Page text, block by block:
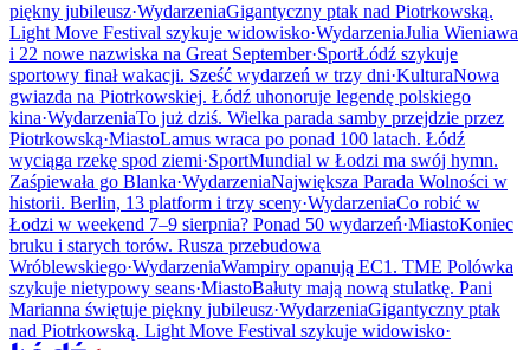
piękny jubileusz·WydarzeniaGigantyczny ptak nad Piotrkowską.
Light Move Festival szykuje widowisko·WydarzeniaJulia Wieniawa
i 22 nowe nazwiska na Great September·SportŁódź szykuje
sportowy finał wakacji. Sześć wydarzeń w trzy dni·KulturaNowa
gwiazda na Piotrkowskiej. Łódź uhonoruje legendę polskiego
kina·WydarzeniaTo już dziś. Wielka parada samby przejdzie przez
Piotrkowską·MiastoLamus wraca po ponad 100 latach. Łódź
wyciąga rzekę spod ziemi·SportMundial w Łodzi ma swój hymn.
Zaśpiewała go Blanka·WydarzeniaNajwiększa Parada Wolności w
historii. Berlin, 13 platform i trzy sceny·WydarzeniaCo robić w
Łodzi w weekend 7–9 sierpnia? Ponad 50 wydarzeń·MiastoKoniec
bruku i starych torów. Rusza przebudowa
Wróblewskiego·WydarzeniaWampiry opanują EC1. TME Polówka
szykuje nietypowy seans·MiastoBałuty mają nową stulatkę. Pani
Marianna świętuje piękny jubileusz·WydarzeniaGigantyczny ptak
nad Piotrkowską. Light Move Festival szykuje widowisko·